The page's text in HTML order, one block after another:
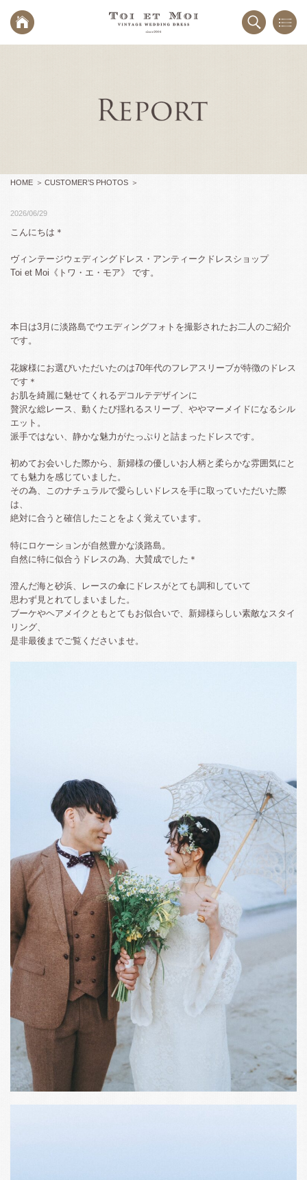
HOME CUSTOMER’S PHOTOS
2026/06/29
こんにちは＊
ヴィンテージウェディングドレス・アンティークドレスショップ
Toi et Moi《トワ・エ・モア》 です。
本日は3月に淡路島でウエディングフォトを撮影されたお二人のご紹介
です。
花嫁様にお選びいただいたのは70年代のフレアスリーブが特徴のドレス
です＊
お肌を綺麗に魅せてくれるデコルテデザインに
贅沢な総レース、動くたび揺れるスリーブ、ややマーメイドになるシル
エット。
派手ではない、静かな魅力がたっぷりと詰まったドレスです。
初めてお会いした際から、新婦様の優しいお人柄と柔らかな雰囲気にと
ても魅力を感じていました。
その為、このナチュラルで愛らしいドレスを手に取っていただいた際
は、
絶対に合うと確信したことをよく覚えています。
特にロケーションが自然豊かな淡路島。
自然に特に似合うドレスの為、大賛成でした＊
澄んだ海と砂浜、レースの傘にドレスがとても調和していて
思わず見とれてしまいました。
ブーケやヘアメイクともとてもお似合いで、新婦様らしい素敵なスタイ
リング、
是非最後までご覧くださいませ。